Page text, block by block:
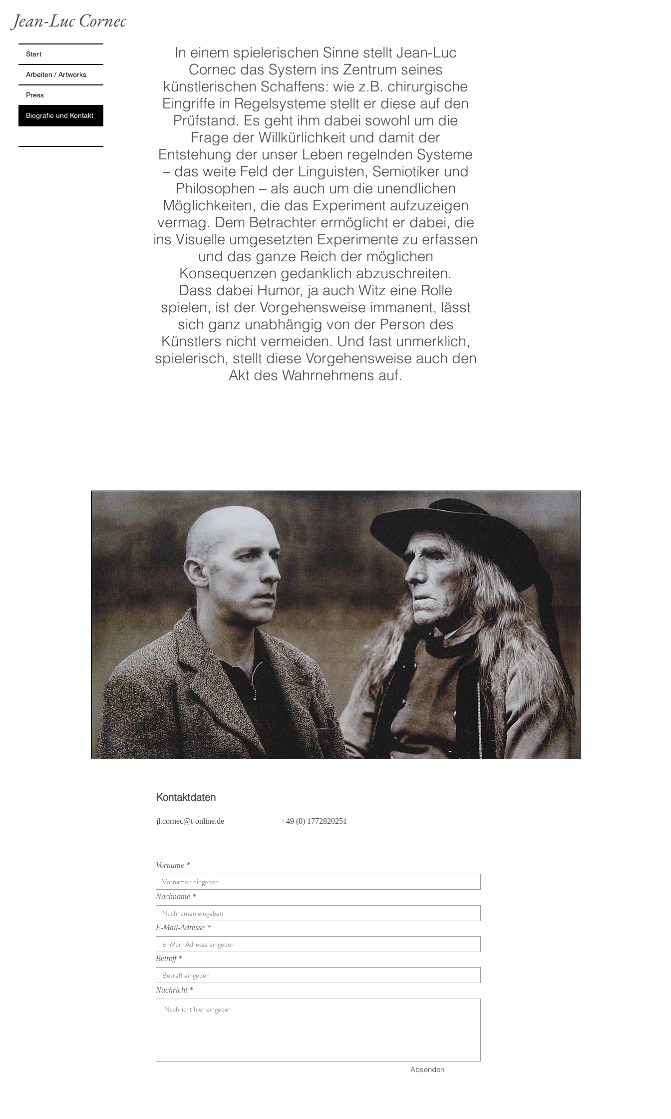
Start
Arbeiten / Artworks
Press
Biografie und Kontakt
Jean-Luc Cornec
In einem spielerischen Sinne stellt Jean-Luc
Cornec das System ins Zentrum seines
künstlerischen Schaffens: wie z.B. chirurgische
Eingriffe in Regelsysteme stellt er diese auf den
Prüfstand. Es geht ihm dabei sowohl um die
Frage der Willkürlichkeit und damit der
Entstehung der unser Leben regelnden Systeme
– das weite Feld der Linguisten, Semiotiker und
Philosophen – als auch um die unendlichen
Möglichkeiten, die das Experiment aufzuzeigen
vermag. Dem Betrachter ermöglicht er dabei, die
ins Visuelle umgesetzten Experimente zu erfassen
und das ganze Reich der möglichen
Konsequenzen gedanklich abzuschreiten.
Dass dabei Humor, ja auch Witz eine Rolle
spielen, ist der Vorgehensweise immanent, lässt
sich ganz unabhängig von der Person des
Künstlers nicht vermeiden. Und fast unmerklich,
spielerisch, stellt diese Vorgehensweise auch den
Akt des Wahrnehmens auf.
Bildung
1999 - 2003 Bildungsinstitut hinzufügen
2003 - 2007 Bildungsinstitut hinzufügen
Kontaktdaten
jl.cornec@t-online.de +49 (0) 1772820251
Vorname
Nachname
E-Mail-Adresse
Betreff
Nachricht
Absenden